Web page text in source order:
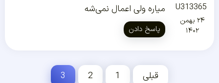
U313365
۲۴ بهمن
۱۴۰۲
میاره ولی اعمال نمی‌شه
پاسخ دادن
قبلی 1
2
3